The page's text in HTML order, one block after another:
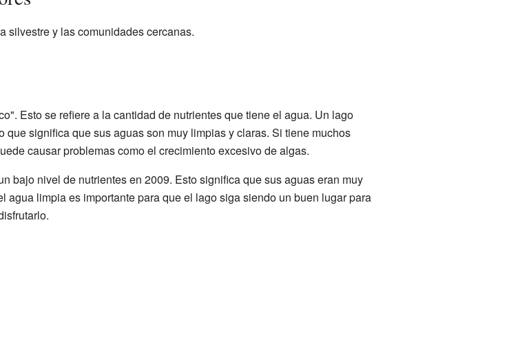
silvestre y las comunidades cercanas.
Esto se refiere a la cantidad de nutrientes que tiene el agua. Un lago
significa que sus aguas son muy limpias y claras. Si tiene muchos
causar problemas como el crecimiento excesivo de algas.
bajo nivel de nutrientes en 2009. Esto significa que sus aguas eran muy
agua limpia es importante para que el lago siga siendo un buen lugar para